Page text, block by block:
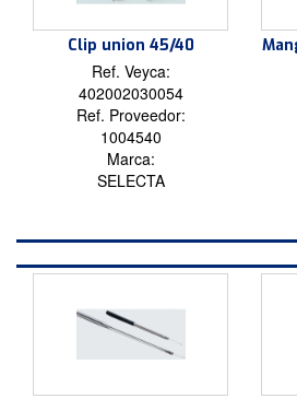
Clip union 45/40
Ref. Veyca:
402002030054
Ref. Proveedor:
1004540
Marca:
SELECTA